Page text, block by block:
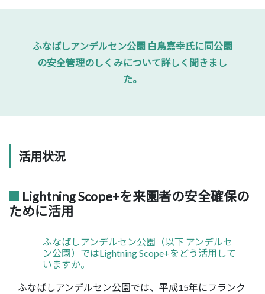
ふなばしアンデルセン公園 白鳥嘉幸氏に同公園
の安全管理のしくみについて詳しく聞きまし
た。
活用状況
Lightning Scope+を来園者の安全確保の
ために活用
ふなばしアンデルセン公園（以下 アンデルセ
ン公園）ではLightning Scope+をどう活用して
いますか。
ふなばしアンデルセン公園では、平成15年にフランク